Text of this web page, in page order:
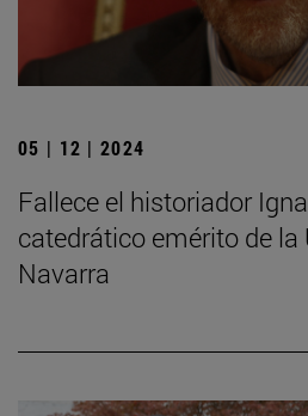
05 | 12 | 2024
Fallece el historiador
catedrático emérito de la
Navarra